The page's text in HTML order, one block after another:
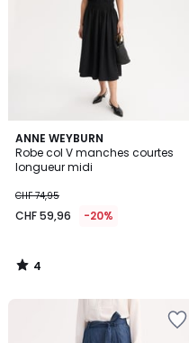
ANNE WEYBURN
Robe col V manches courtes
longueur midi
CHF 74,95
CHF 59,96 -20%
4
/
5
4
/